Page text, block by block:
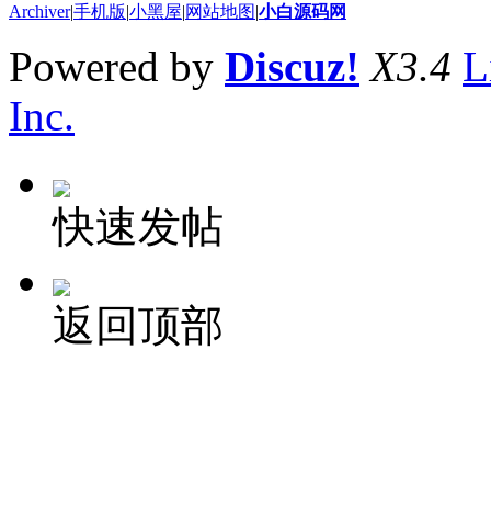
Archiver|手机版|小黑屋|网站地图|小白源码网
Powered by Discuz! X3.4
Inc.
快速发帖
返回顶部